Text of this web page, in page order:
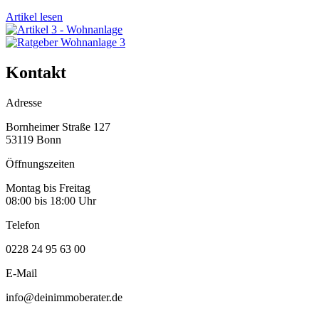
Artikel lesen
Kontakt
Adresse
Bornheimer Straße 127
53119 Bonn
Öffnungszeiten
Montag bis Freitag
08:00 bis 18:00 Uhr
Telefon
0228 24 95 63 00
E-Mail
info@deinimmoberater.de